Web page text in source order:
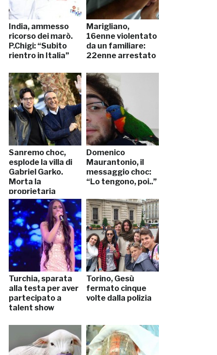
India, ammesso
ricorso dei marò.
P.Chigi: “Subito
rientro in Italia”
Marigliano,
16enne violentato
da un familiare:
22enne arrestato
Sanremo choc,
esplode la villa di
Gabriel Garko.
Morta la
proprietaria
Domenico
Maurantonio, il
messaggio choc:
“Lo tengono, poi..”
Turchia, sparata
alla testa per aver
partecipato a
talent show
Torino, Gesù
fermato cinque
volte dalla polizia